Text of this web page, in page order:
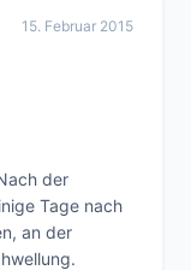
15. Februar 2015
der
Tage nach
an der